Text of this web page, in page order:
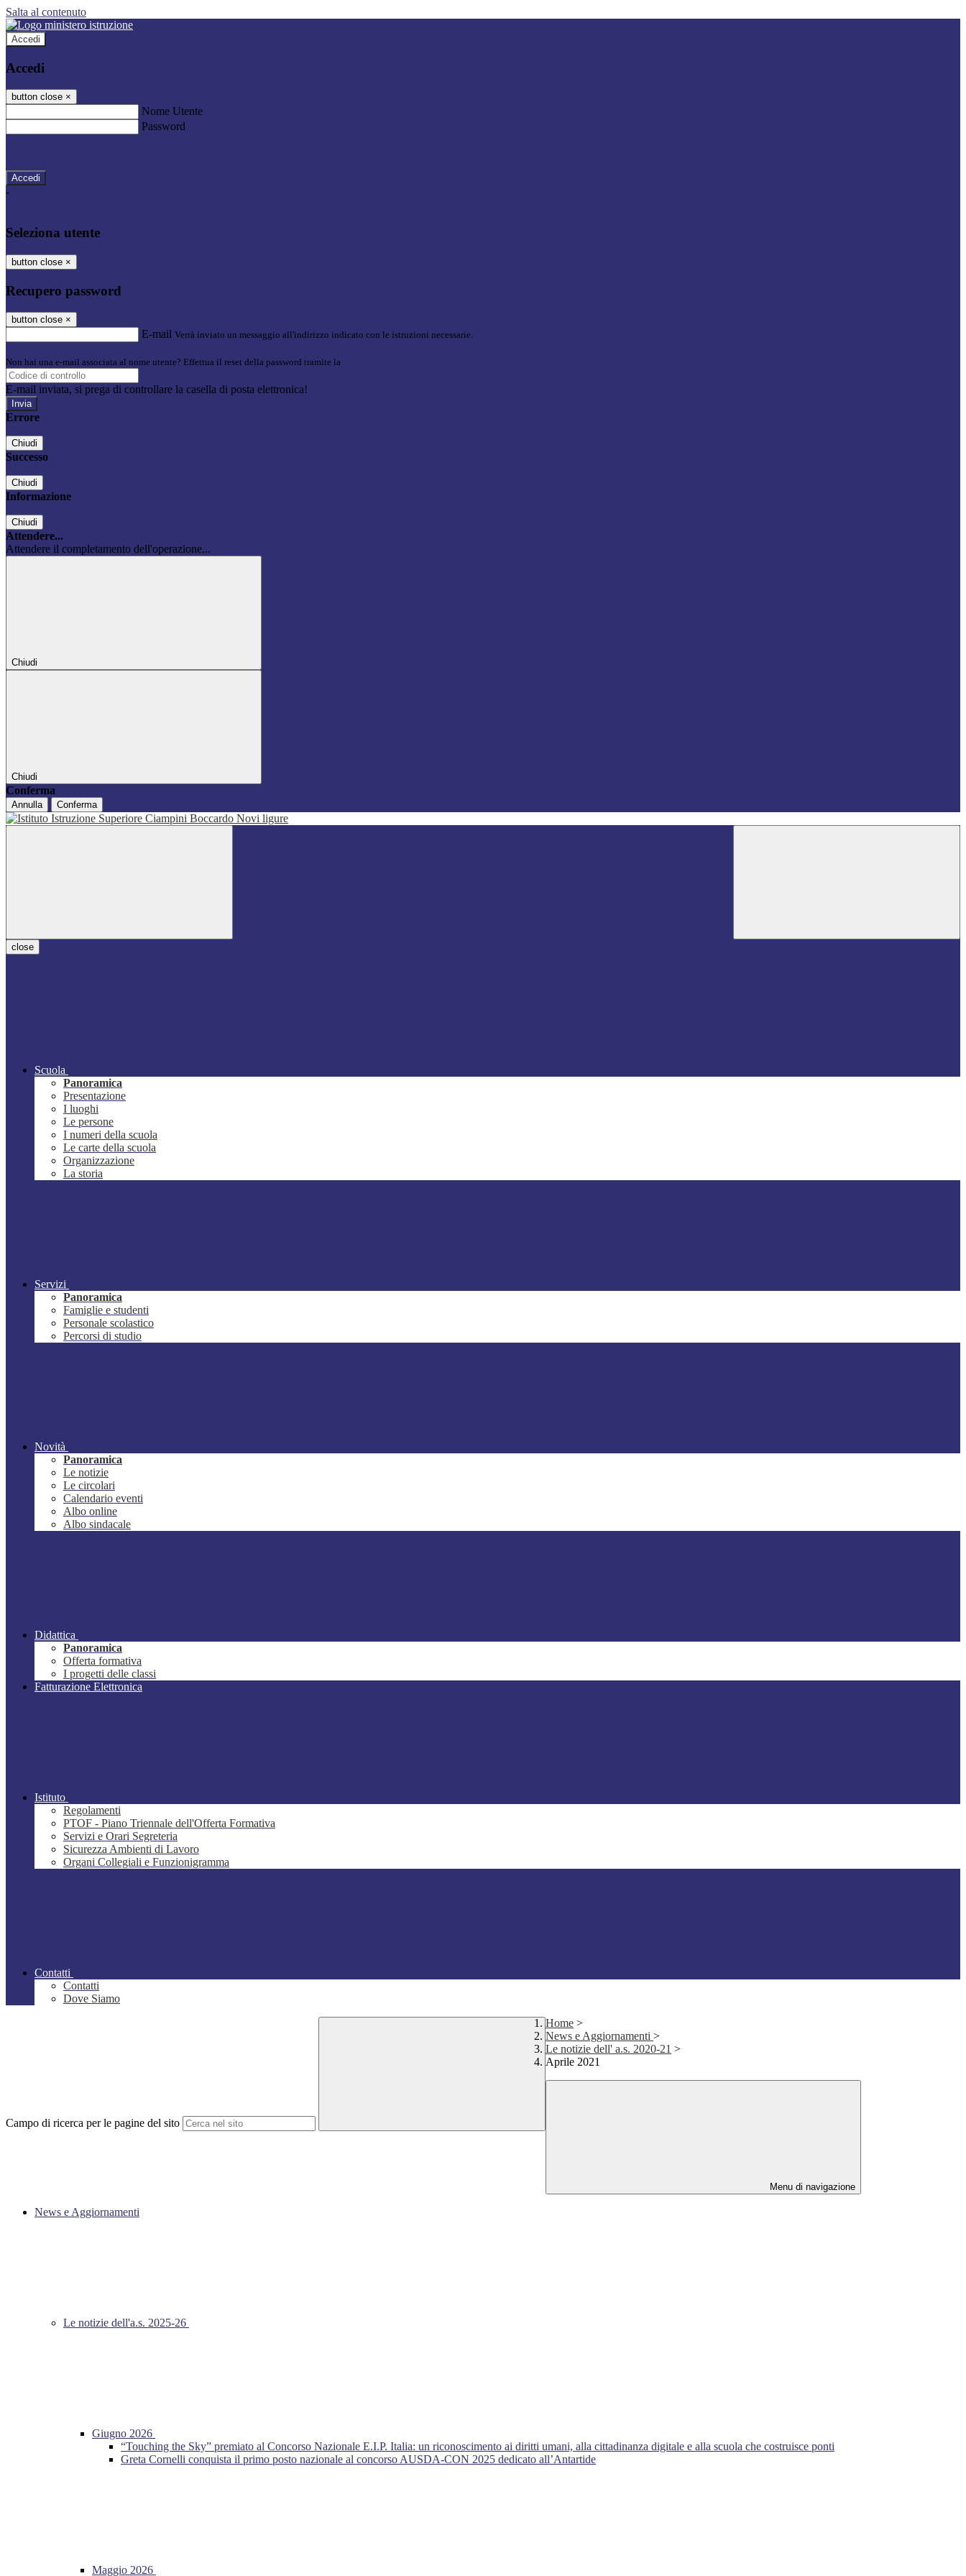
Salta al contenuto
Accedi
Accedi
button close ×
Nome Utente
Password
-
Seleziona utente
button close ×
Recupero password
button close ×
E-mail Verrà inviato un messaggio all'indirizzo indicato con le istruzioni necessarie.
Non hai una e-mail associata al nome utente? Effettua il reset della password tramite la
E-mail inviata, si prega di controllare la casella di posta elettronica!
Errore
Chiudi
Successo
Chiudi
Informazione
Chiudi
Attendere...
Attendere il completamento dell'operazione...
Chiudi
Chiudi
Conferma
Annulla Conferma
close
Scuola
Panoramica
Presentazione
I luoghi
Le persone
I numeri della scuola
Le carte della scuola
Organizzazione
La storia
Servizi
Panoramica
Famiglie e studenti
Personale scolastico
Percorsi di studio
Novità
Panoramica
Le notizie
Le circolari
Calendario eventi
Albo online
Albo sindacale
Didattica
Panoramica
Offerta formativa
I progetti delle classi
Fatturazione Elettronica
Istituto
Regolamenti
PTOF - Piano Triennale dell'Offerta Formativa
Servizi e Orari Segreteria
Sicurezza Ambienti di Lavoro
Organi Collegiali e Funzionigramma
Contatti
Contatti
Dove Siamo
Campo di ricerca per le pagine del sito
Home >
News e Aggiornamenti >
Le notizie dell' a.s. 2020-21 >
Aprile 2021
Menu di navigazione
News e Aggiornamenti
Le notizie dell'a.s. 2025-26
Giugno 2026
“Touching the Sky” premiato al Concorso Nazionale E.I.P. Italia: un riconoscimento ai diritti umani, alla cittadinanza digitale e alla scuola che costruisce ponti
Greta Cornelli conquista il primo posto nazionale al concorso AUSDA-CON 2025 dedicato all’Antartide
Maggio 2026